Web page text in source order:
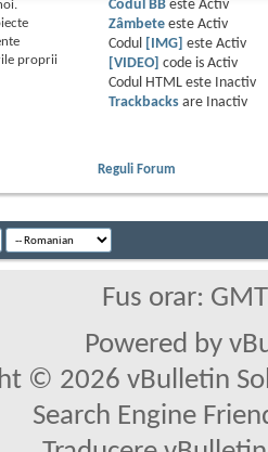
proprii
Codul BBeste Activ
Zâmbeteeste Activ
Codul
[IMG] este Activ
[VIDEO]
code is Activ
Codul HTML este
Inactiv
Trackbacksare
Inactiv
Reguli Forum
Fus orar:
Powered by
© 2026 vBulletin
Search Engine